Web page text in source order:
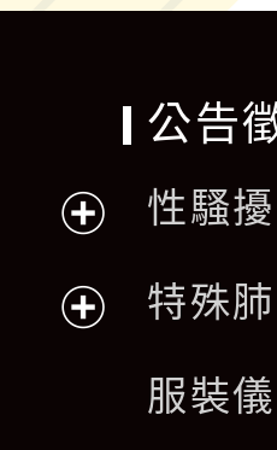
開
公告
性騷
特殊
服裝